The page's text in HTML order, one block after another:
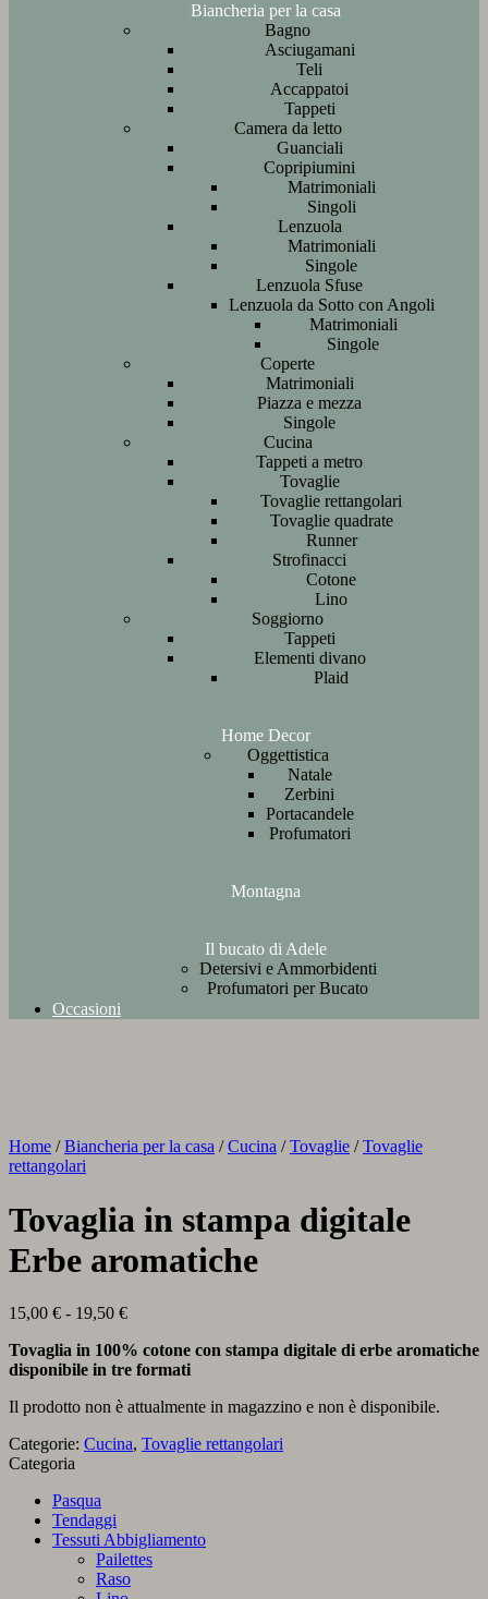
Biancheria per la casa
Bagno
Asciugamani
Teli
Accappatoi
Tappeti
Camera da letto
Guanciali
Copripiumini
Matrimoniali
Singoli
Lenzuola
Matrimoniali
Singole
Lenzuola Sfuse
Lenzuola da Sotto con Angoli
Matrimoniali
Singole
Coperte
Matrimoniali
Piazza e mezza
Singole
Cucina
Tappeti a metro
Tovaglie
Tovaglie rettangolari
Tovaglie quadrate
Runner
Strofinacci
Cotone
Lino
Soggiorno
Tappeti
Elementi divano
Plaid
Home Decor
Oggettistica
Natale
Zerbini
Portacandele
Profumatori
Montagna
Il bucato di Adele
Detersivi e Ammorbidenti
Profumatori per Bucato
Occasioni
Home / Biancheria per la casa / Cucina / Tovaglie / Tovaglie
rettangolari
Tovaglia in stampa digitale
Erbe aromatiche
15,00 € - 19,50 €Fascia
prezzo:
da
a
Tovaglia in 100% cotone con stampa digitale di erbe aromatiche
disponibile in tre formati
Il prodotto non è attualmente in magazzino e non è disponibile.
Categorie: Cucina, Tovaglie rettangolari
Categoria
Pasqua
Tendaggi
Tessuti Abbigliamento
Pailettes
Raso